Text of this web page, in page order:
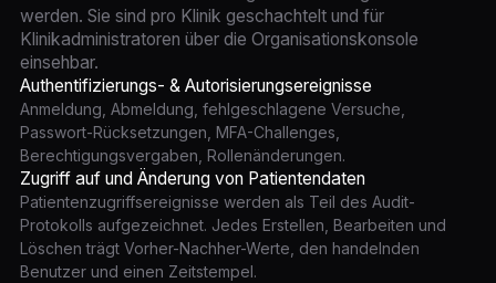
werden. Sie sind pro Klinik geschachtelt und für
Klinikadministratoren über die Organisationskonsole
einsehbar.
Authentifizierungs- & Autorisierungsereignisse
Anmeldung, Abmeldung, fehlgeschlagene Versuche,
Passwort-Rücksetzungen, MFA-Challenges,
Berechtigungsvergaben, Rollenänderungen.
Zugriff auf und Änderung von Patientendaten
Patientenzugriffsereignisse werden als Teil des Audit-
Protokolls aufgezeichnet. Jedes Erstellen, Bearbeiten und
Löschen trägt Vorher-Nachher-Werte, den handelnden
Benutzer und einen Zeitstempel.